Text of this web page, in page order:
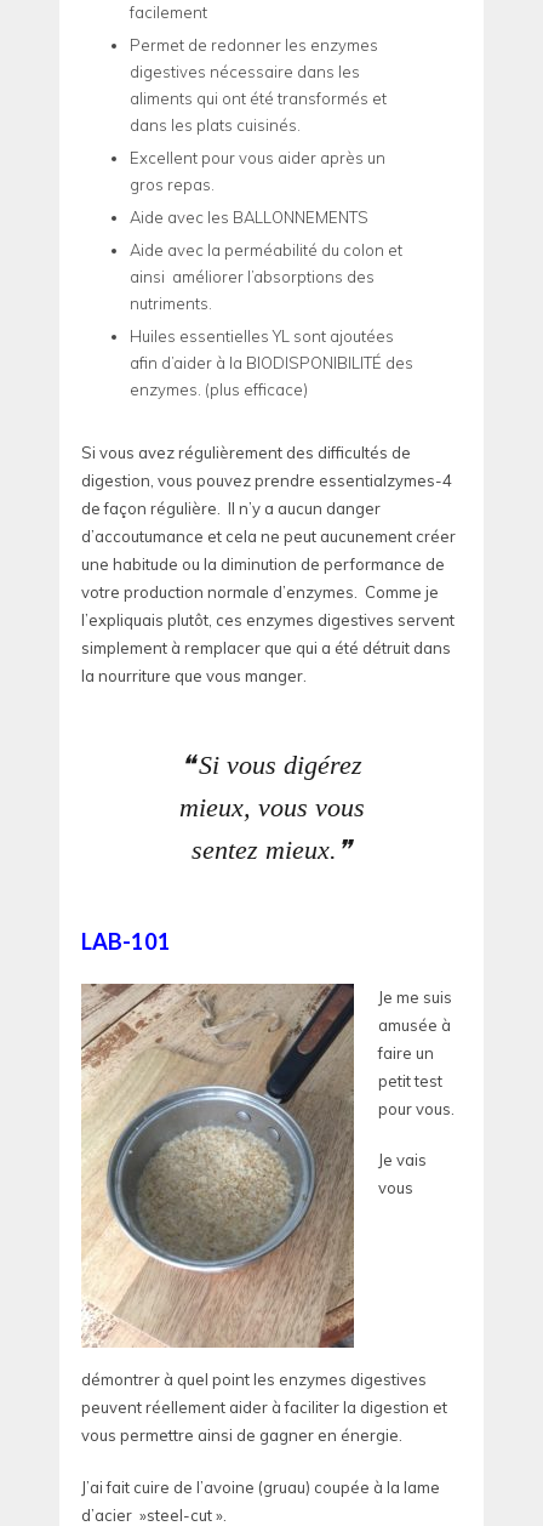
facilement
Permet de redonner les enzymes
digestives nécessaire dans les
aliments qui ont été transformés et
dans les plats cuisinés.
Excellent pour vous aider après un
gros repas.
Aide avec les BALLONNEMENTS
Aide avec la perméabilité du colon et
ainsi améliorer l’absorptions des
nutriments.
Huiles essentielles YL sont ajoutées
afin d’aider à la BIODISPONIBILITÉ des
enzymes. (plus efficace)
Si vous avez régulièrement des difficultés de
digestion, vous pouvez prendre essentialzymes-4
de façon régulière. Il n’y a aucun danger
d’accoutumance et cela ne peut aucunement créer
une habitude ou la diminution de performance de
votre production normale d’enzymes. Comme je
l’expliquais plutôt, ces enzymes digestives servent
simplement à remplacer que qui a été détruit dans
la nourriture que vous manger.
Si vous digérez
mieux, vous vous
sentez mieux.
LAB-101
Je me suis
amusée à
faire un
petit test
pour vous.
Je vais
vous
démontrer à quel point les enzymes digestives
peuvent réellement aider à faciliter la digestion et
vous permettre ainsi de gagner en énergie.
J’ai fait cuire de l’avoine (gruau) coupée à la lame
d’acier »steel-cut ».